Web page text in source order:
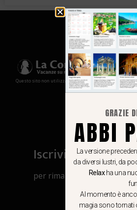
Questo sito non utilizza cookies e non memorizza in
Iscriviti al canale
per rimanere aggiornato
GRAZIE
ABBI
La versione
da diversi lustri, da
Relaxha una
Al momento è
magia sono tornati